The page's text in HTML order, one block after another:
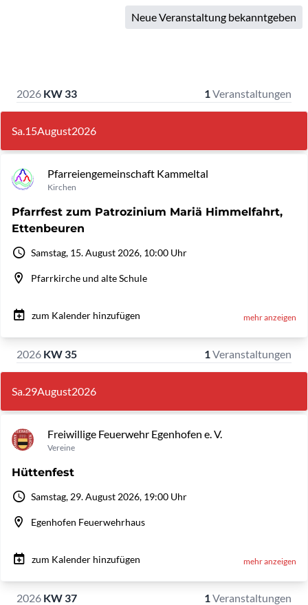
Neue Veranstaltung bekanntgeben
2026 KW 33 1Veranstaltungen
Sa.15August2026
Pfarreiengemeinschaft Kammeltal
Kirchen
Pfarrfest zum Patrozinium Mariä Himmelfahrt,
Ettenbeuren
Samstag, 15. August 2026, 10:00 Uhr
Pfarrkirche und alte Schule
zum Kalender hinzufügen mehr anzeigen
2026 KW 35 1Veranstaltungen
Sa.29August2026
Freiwillige Feuerwehr Egenhofen e. V.
Vereine
Hüttenfest
Samstag, 29. August 2026, 19:00 Uhr
Egenhofen Feuerwehrhaus
zum Kalender hinzufügen mehr anzeigen
2026 KW 37 1Veranstaltungen